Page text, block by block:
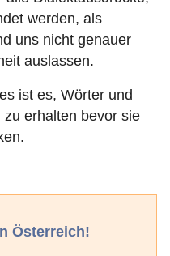
werden, als
uns nicht genauer
auslassen.
ist es, Wörter und
erhalten bevor sie
Österreich!